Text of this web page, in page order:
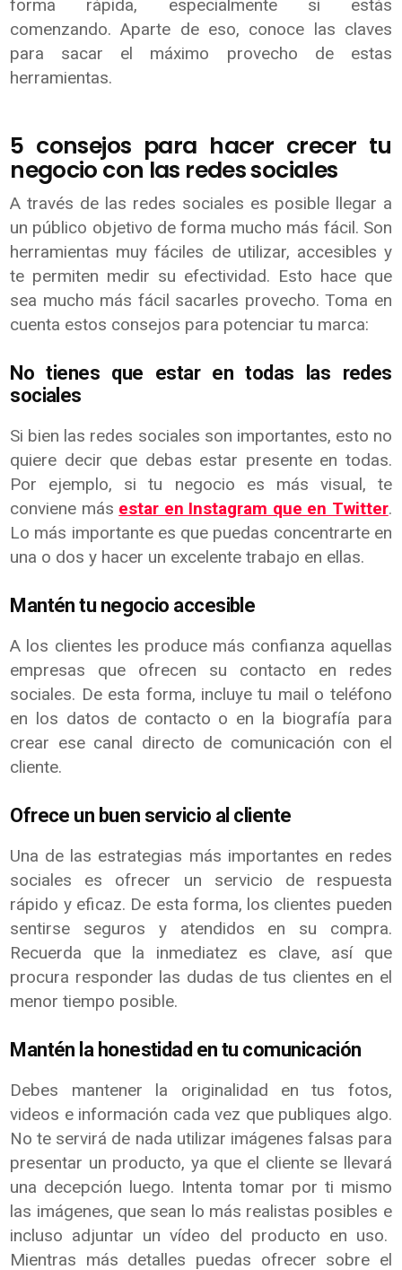
forma rápida, especialmente si estás
comenzando. Aparte de eso, conoce las claves
para sacar el máximo provecho de estas
herramientas.
5 consejos para hacer crecer tu
negocio con las redes sociales
A través de las redes sociales es posible llegar a
un público objetivo de forma mucho más fácil. Son
herramientas muy fáciles de utilizar, accesibles y
te permiten medir su efectividad. Esto hace que
sea mucho más fácil sacarles provecho. Toma en
cuenta estos consejos para potenciar tu marca:
No tienes que estar en todas las redes
sociales
Si bien las redes sociales son importantes, esto no
quiere decir que debas estar presente en todas.
Por ejemplo, si tu negocio es más visual, te
conviene más estar en Instagram que en Twitter.
Lo más importante es que puedas concentrarte en
una o dos y hacer un excelente trabajo en ellas.
Mantén tu negocio accesible
A los clientes les produce más confianza aquellas
empresas que ofrecen su contacto en redes
sociales. De esta forma, incluye tu mail o teléfono
en los datos de contacto o en la biografía para
crear ese canal directo de comunicación con el
cliente.
Ofrece un buen servicio al cliente
Una de las estrategias más importantes en redes
sociales es ofrecer un servicio de respuesta
rápido y eficaz. De esta forma, los clientes pueden
sentirse seguros y atendidos en su compra.
Recuerda que la inmediatez es clave, así que
procura responder las dudas de tus clientes en el
menor tiempo posible.
Mantén la honestidad en tu comunicación
Debes mantener la originalidad en tus fotos,
videos e información cada vez que publiques algo.
No te servirá de nada utilizar imágenes falsas para
presentar un producto, ya que el cliente se llevará
una decepción luego. Intenta tomar por ti mismo
las imágenes, que sean lo más realistas posibles e
incluso adjuntar un vídeo del producto en uso.
Mientras más detalles puedas ofrecer sobre el